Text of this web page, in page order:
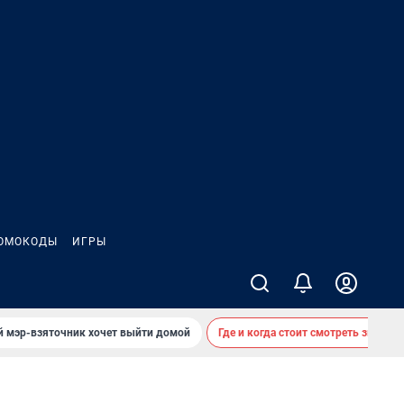
ИГРЫ
мэр-взяточник хочет выйти домой Где и когда стоит смотреть